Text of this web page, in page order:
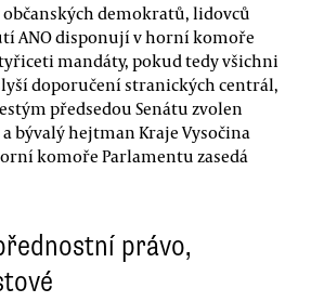
demokratů, lidovců
ANO disponují v horní komoře
mandáty, pokud tedy všichni
doporučení stranických centrál,
předsedou Senátu zvolen
bývalý hejtman Kraje Vysočina
komoře Parlamentu zasedá
právo,